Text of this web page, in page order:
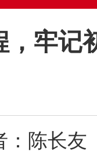
，牢记
：陈长